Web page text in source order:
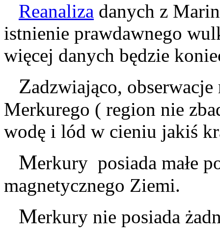
Reanaliza danych z
istnienie prawdawnego
więcej danych będzie
Zadzwiająco, obserwacje
Merkurego ( region nie
wodę i lód w cieniu jakiś
Merkury posiada małe
magnetycznego Ziemi.
Merkury nie posiada